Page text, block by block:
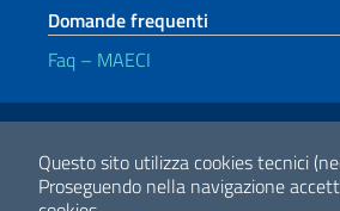
Questo sito utilizza cookies tecnici
Proseguendo nella navigazione
Domande frequenti
Faq – MAECI
Link Utili